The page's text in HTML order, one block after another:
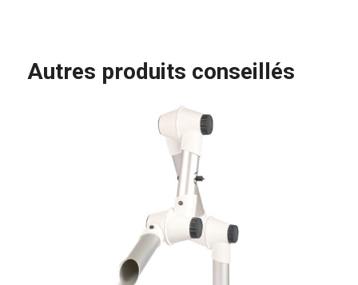
Autres produits conseillés